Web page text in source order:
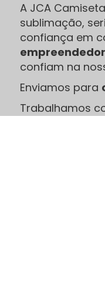
A JCA
sublimação,
confiança em
confiam na
Enviamos para
Trabalhamos